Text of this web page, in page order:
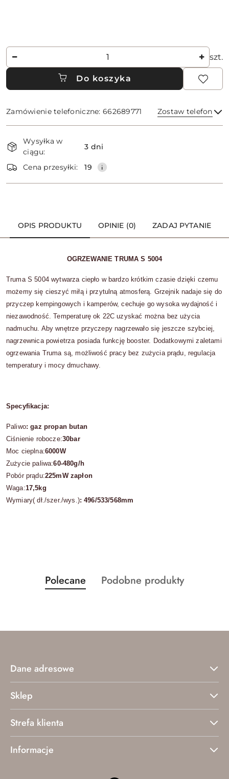
Ilość szt.
Do koszyka
Zamówienie telefoniczne: 662689771 Zostaw telefon
i
dostawa
Wysyłka w
ciągu:
3 dni
Cena przesyłki: 19
OPIS PRODUKTU OPINIE (0) ZADAJ PYTANIE
OGRZEWANIE TRUMA S 5004
Truma S 5004 wytwarza ciepło w bardzo krótkim czasie dzięki czemu
możemy się cieszyć miłą i przytulną atmosferą. Grzejnik nadaje się do
przyczep kempingowych i kamperów, cechuje go wysoka wydajność i
niezawodność. Temperaturę ok 22C uzyskać można bez użycia
nadmuchu. Aby wnętrze przyczepy nagrzewało się jeszcze szybciej,
nagrzewnica powietrza posiada funkcję booster. Dodatkowymi zaletami
ogrzewania Truma są, możliwość pracy bez zużycia prądu, regulacja
temperatury i mocy dmuchawy.
Specyfikacja:
Paliwo: gaz propan butan
Ciśnienie robocze:30bar
Moc cieplna:6000W
Zużycie paliwa:60-480g/h
Pobór prądu:225mW zapłon
Waga:17,5kg
Wymiary( dł./szer./wys.): 496/533/568mm
Pomiń karuzelę produktów
Produkty
o
Polecane
Produkty
Podobne produkty
Dane adresowe
Sklep
Strefa klienta
Informacje